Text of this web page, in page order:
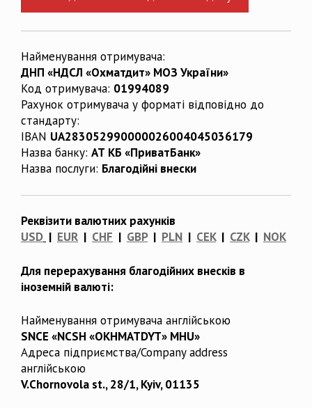
Найменування отримувача:
ДНП «НДСЛ «Охматдит» МОЗ України»
Код отримувача: 01994089
Рахунок отримувача у форматі відповідно до
стандарту:
IBAN UA283052990000026004045036179
Назва банку: АТ КБ «ПриватБанк»
Назва послуги: Благодійні внески
Реквізити валютних рахунків
USD | EUR | CHF | GBP| PLN | CEK| CZK| NOK
Для перерахування благодійних внесків в
іноземній валюті:
Найменування отримувача англійською
SNCE «NCSH «OKHMATDYT» MHU»
Адреса підприємства/Company address
англійською
V.Chornovola st., 28/1, Kyiv, 01135